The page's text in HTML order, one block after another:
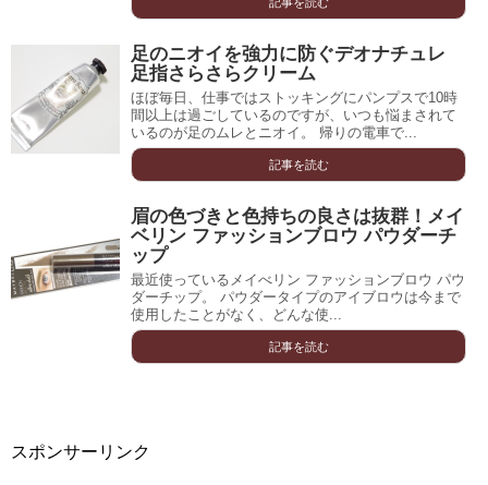
足のニオイを強力に防ぐデオナチュレ
足指さらさらクリーム
ほぼ毎日、仕事ではストッキングにパンプスで10時
間以上は過ごしているのですが、いつも悩まされて
いるのが足のムレとニオイ。 帰りの電車で...
記事を読む
眉の色づきと色持ちの良さは抜群！メイ
ベリン ファッションブロウ パウダーチ
ップ
最近使っているメイべリン ファッションブロウ パウ
ダーチップ。 パウダータイプのアイブロウは今まで
使用したことがなく、どんな使...
記事を読む
スポンサーリンク